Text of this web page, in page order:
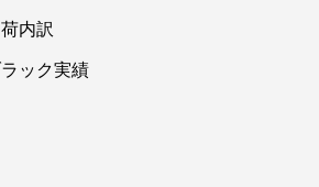
内訳
ック実績